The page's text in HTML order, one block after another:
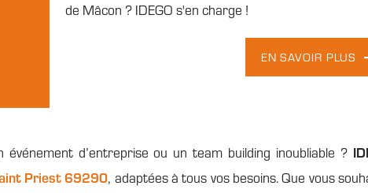
de Mâcon ? IDEGO s'en charge !
EN SAVOIR PLUS
d’entreprise ou un team building inoubliable ?
Priest 69290, adaptées à tous vos besoins. Que vous